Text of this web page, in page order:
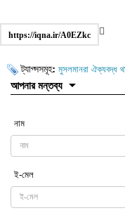
https://iqna.ir/A0EZkc
ট্যাগ্সসমূহ: মুসলমানরা ঐক্যবদ্ধ
আপনার মন্তব্য
নাম
ই-মেল